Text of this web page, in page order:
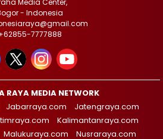
Media Center,
- Indonesia
7777888
RAYA MEDIA NETWORK
Jabarraya.com
Jatengraya.com
Kalimantanraya.com
Malukuraya.com Nusraraya.com